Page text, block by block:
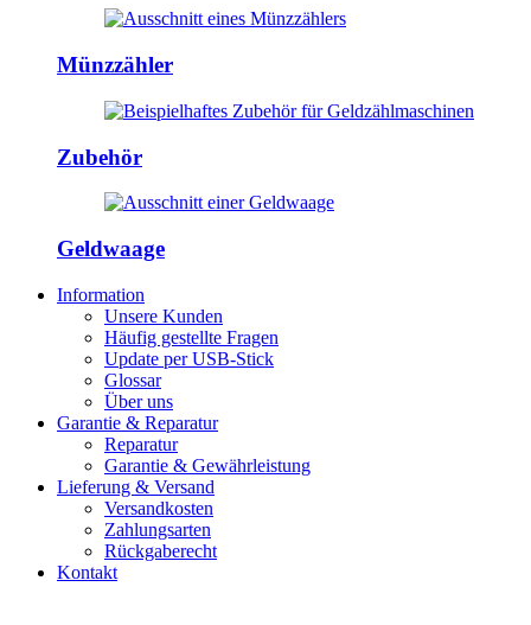
Münzzähler
Zubehör
Geldwaage
Information
Unsere Kunden
Häufig gestellte Fragen
Update per USB-Stick
Glossar
Über uns
Garantie & Reparatur
Reparatur
Garantie & Gewährleistung
Lieferung & Versand
Versandkosten
Zahlungsarten
Rückgaberecht
Kontakt